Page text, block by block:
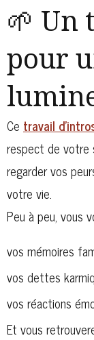
🌱 Un
pour
Ce travail
respect de votre
regarder vos
votre vie.
Peu à peu, vous
vos mémoires
vos dettes
vos réactions
Et vous